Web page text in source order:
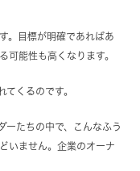
。目標が明確であればあ
可能性も高くなります。
てくるのです。
ーたちの中で、こんなふう
いません。企業のオーナ